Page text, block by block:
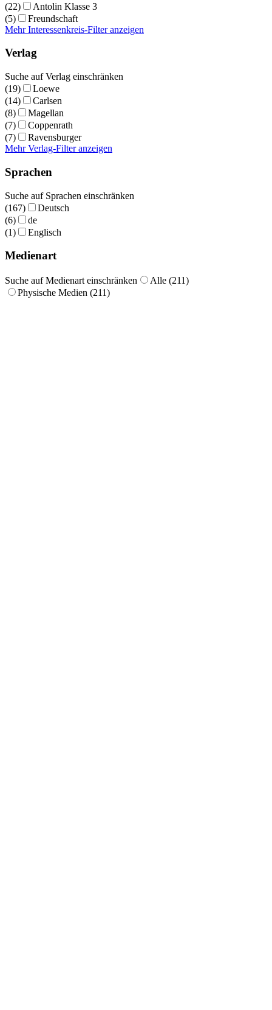
(22)
Antolin Klasse 3
(5)
Freundschaft
Mehr Interessenkreis-Filter anzeigen
Verlag
Suche auf Verlag einschränken
(19)
Loewe
(14)
Carlsen
(8)
Magellan
(7)
Coppenrath
(7)
Ravensburger
Mehr Verlag-Filter anzeigen
Sprachen
Suche auf Sprachen einschränken
(167)
Deutsch
(6)
de
(1)
Englisch
Medienart
Suche auf Medienart einschränken
Alle (211)
Physische Medien (211)